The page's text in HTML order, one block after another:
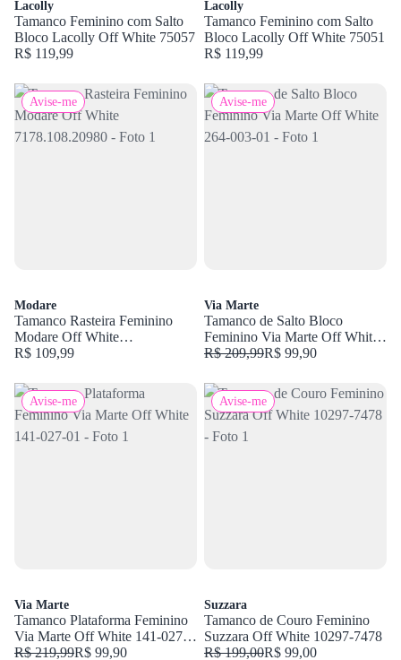
Lacolly
Tamanco Feminino com Salto
Bloco Lacolly Off White 75057
R$ 119,99
Lacolly
Tamanco Feminino com Salto
Bloco Lacolly Off White 75051
R$ 119,99
Avise-me
Modare
Tamanco Rasteira Feminino
Modare Off White
7178.108.20980
R$ 109,99
Avise-me
Via Marte
Tamanco de Salto Bloco
Feminino Via Marte Off White
264-003-01
R$ 209,99R$ 99,90
Avise-me
Via Marte
Tamanco Plataforma Feminino
Via Marte Off White 141-027-
01
R$ 219,99R$ 99,90
Avise-me
Suzzara
Tamanco de Couro Feminino
Suzzara Off White 10297-7478
R$ 199,00R$ 99,00